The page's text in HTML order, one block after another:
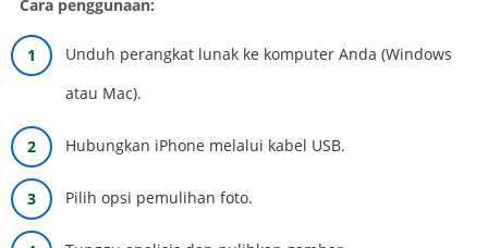
Cara penggunaan:
Unduh perangkat lunak ke komputer Anda (Windows
atau Mac).
Hubungkan iPhone melalui kabel USB.
Pilih opsi pemulihan foto.